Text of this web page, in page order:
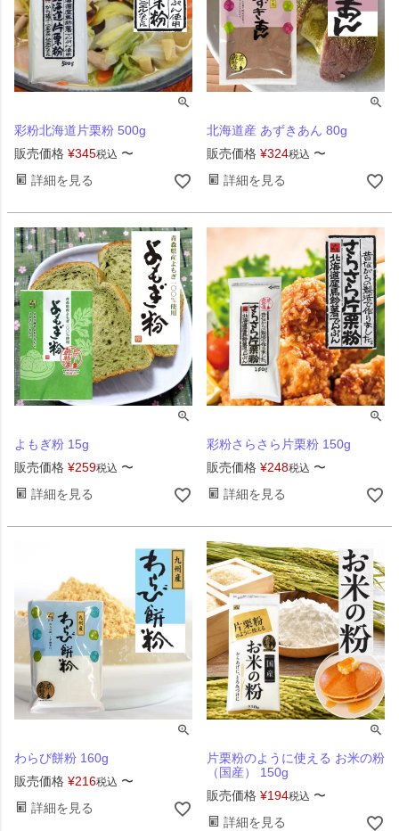
彩粉北海道片栗粉 500g
販売価格 ¥345税込 〜
詳細を見る
北海道産 あずきあん 80g
販売価格 ¥324税込 〜
詳細を見る
よもぎ粉 15g
販売価格 ¥259税込 〜
詳細を見る
彩粉さらさら片栗粉 150g
販売価格 ¥248税込 〜
詳細を見る
わらび餅粉 160g
販売価格 ¥216税込 〜
詳細を見る
片栗粉のように使える お米の粉
（国産） 150g
販売価格 ¥194税込 〜
詳細を見る